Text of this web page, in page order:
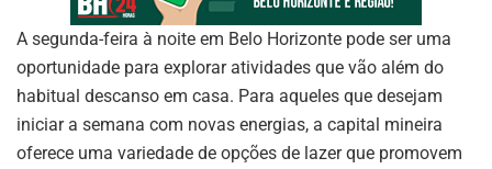
A segunda-feira à noite em Belo Horizonte pode ser uma
oportunidade para explorar atividades que vão além do
habitual descanso em casa. Para aqueles que desejam
iniciar a semana com novas energias, a capital mineira
oferece uma variedade de opções de lazer que promovem